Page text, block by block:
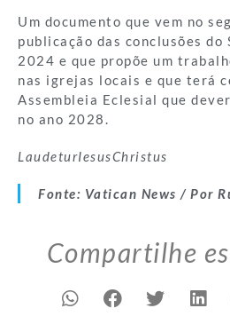
Um documento que vem no
publicação das conclusões do
2024 e que propõe um
nas igrejas locais e que terá
Assembleia Eclesial que
no ano 2028.
LaudeturIesusChristus
Fonte: Vatican News / Por
Compartilhe